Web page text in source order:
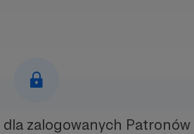
dla zalogowanych Patronów